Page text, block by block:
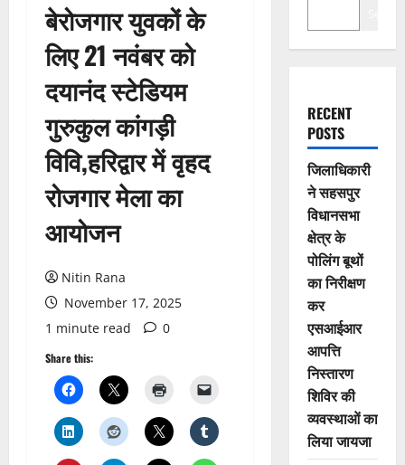
बेरोजगार युवकों के
लिए 21 नवंबर को
दयानंद स्टेडियम
गुरुकुल कांगड़ी
विवि,हरिद्वार में वृहद
रोजगार मेला का
आयोजन
Nitin Rana
November 17, 2025
1 minute read
0
Share this:
RECENT
POSTS
जिलाधिकारी
ने सहसपुर
विधानसभा
क्षेत्र के
पोलिंग बूथों
का निरीक्षण
कर
एसआईआर
आपत्ति
निस्तारण
शिविर की
व्यवस्थाओं का
लिया जायजा